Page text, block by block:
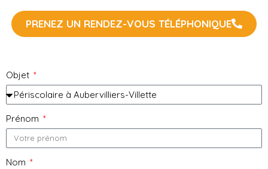
PRENEZ UN RENDEZ-VOUS TÉLÉPHONIQUE
Objet
Prénom
Nom